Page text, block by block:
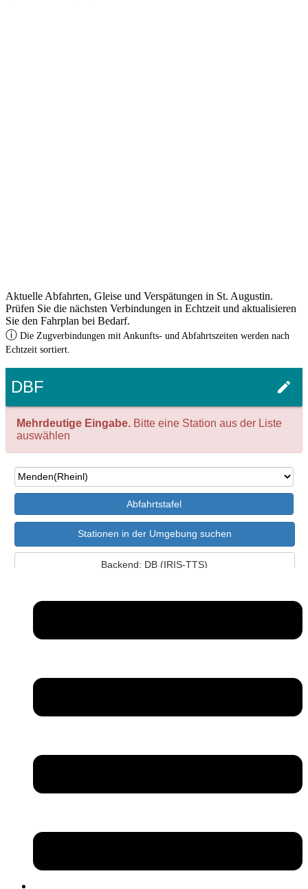
Aktuelle Abfahrten, Gleise und Verspätungen in St. Augustin.
Prüfen Sie die nächsten Verbindungen in Echtzeit und aktualisieren
Sie den Fahrplan bei Bedarf.
ⓘ Die Zugverbindungen mit Ankunfts- und Abfahrtszeiten werden nach
Echtzeit sortiert.